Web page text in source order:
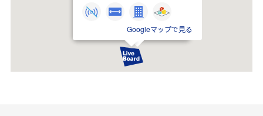
Googleマップで見る